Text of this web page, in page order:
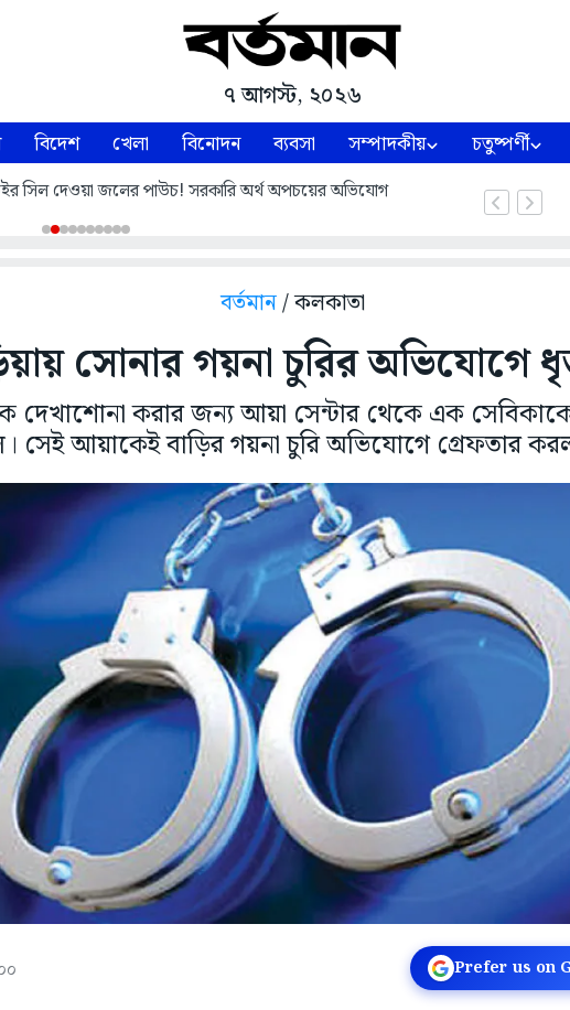
৭ আগস্ট, ২০২৬
বিদেশ খেলা বিনোদন ব্যবসা সম্পাদকীয় চতুষ্পর্ণী
সিল দেওয়া জলের পাউচ! সরকারি অর্থ অপচয়ের অভিযোগ
বর্তমান/ কলকাতা
সোনার গয়না চুরির অভিযোগে
দেখাশোনা করার জন্য আয়া সেন্টার থেকে এক
সেই আয়াকেই বাড়ির গয়না চুরি অভিযোগে গ্রেফতার
Prefer us on